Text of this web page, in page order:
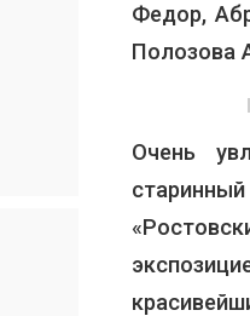
Федор,
Полозова
Очень